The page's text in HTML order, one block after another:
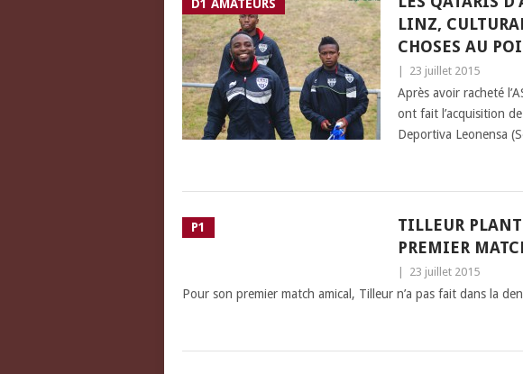
D1 AMATEURS
LINZ,
CHOSES AU
23 juillet 2015
Après avoir racheté
ont fait l’acquisition
Deportiva Leonensa
P1
TILLEUR
PREMIER
23 juillet 2015
Pour son premier match amical, Tilleur n’a pas fait dans la